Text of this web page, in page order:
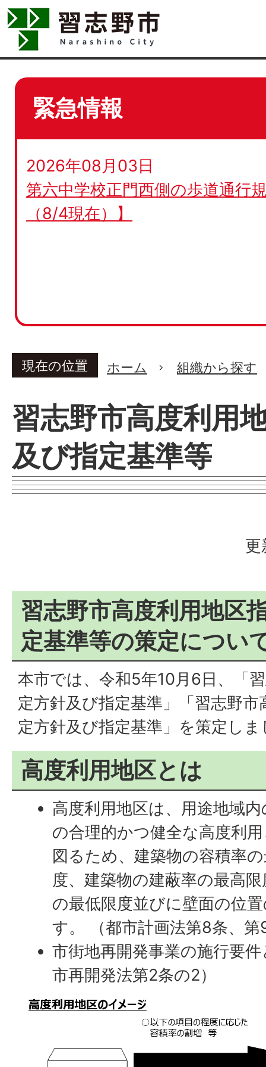
緊急情報
2026年08月03日
第六中学校正門西側の歩道通行
（8/4現在）】
現在の位置 ホーム 組織から探す
習志野市高度利用
及び指定基準等
更
習志野市高度利用地区
定基準等の策定につい
本市では、令和5年10月6日、「
定方針及び指定基準」「習志野
定方針及び指定基準」を策定しま
高度利用地区とは
高度利用地区は、用途地域
の合理的かつ健全な高度利
図るため、建築物の容積率
度、建築物の建蔽率の最高
の最低限度並びに壁面の位
す。 （都市計画法第8条、第
市街地再開発事業の施行要
市再開発法第2条の2）